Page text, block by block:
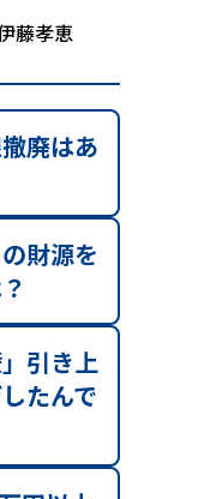
藤孝恵
廃はあ
財源を
引き上
たんで